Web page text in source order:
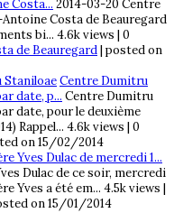
Costa... 2014-03-20 Centre
Costa de Beauregard
bi... 4.6k views | 0
de Beauregard| posted on
Centre Dumitru
date, p... Centre Dumitru
date, pour le deuxième
Rappel... 4.6k views | 0
on 15/02/2014
Yves Dulac de mercredi 1...
Dulac de ce soir, mercredi
Yves a été em... 4.5k views |
on 15/01/2014